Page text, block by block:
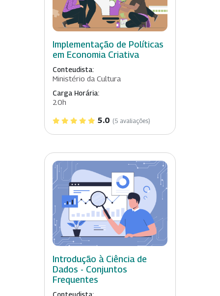
Implementação de Políticas
em Economia Criativa
Conteudista:
Ministério da Cultura
Carga Horária:
20h
5.0 (5 avaliações)
Introdução à Ciência de
Dados - Conjuntos
Frequentes